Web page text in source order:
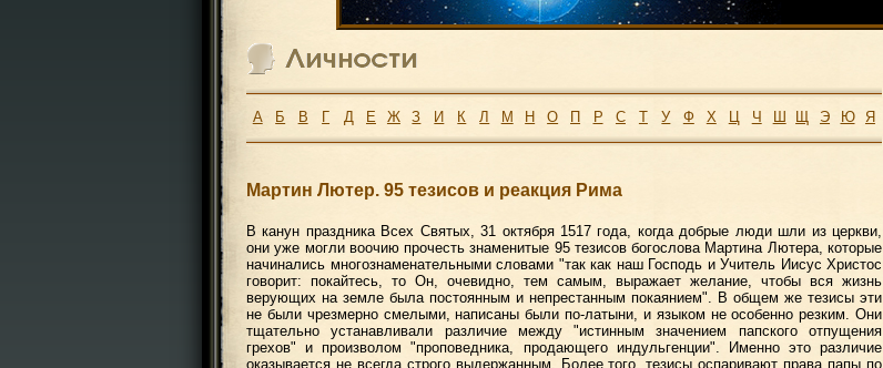
А Б В Г Д Е Ж З И К Л М Н О П Р С Т У Ф Х Ц Ч Ш Щ Э Ю Я
Мартин Лютер. 95 тезисов и реакция Рима
В канун праздника Всех Святых, 31 октября 1517 года, когда добрые люди шли из церкви,
они уже могли воочию прочесть знаменитые 95 тезисов богослова Мартина Лютера, которые
начинались многознаменательными словами "так как наш Господь и Учитель Иисус Христос
говорит: покайтесь, то Он, очевидно, тем самым, выражает желание, чтобы вся жизнь
верующих на земле была постоянным и непрестанным покаянием". В общем же тезисы эти
не были чрезмерно смелыми, написаны были по-латыни, и языком не особенно резким. Они
тщательно устанавливали различие между "истинным значением папского отпущения
грехов" и произволом "проповедника, продающего индульгенции". Именно это различие
оказывается не всегда строго выдержанным. Более того, тезисы оспаривают права папы по